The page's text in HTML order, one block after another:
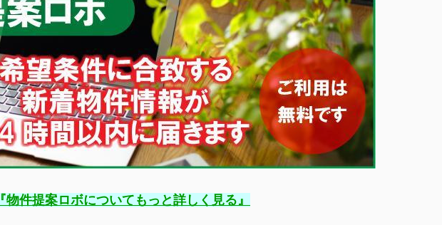
『物件提案ロボについてもっと詳しく見る 』